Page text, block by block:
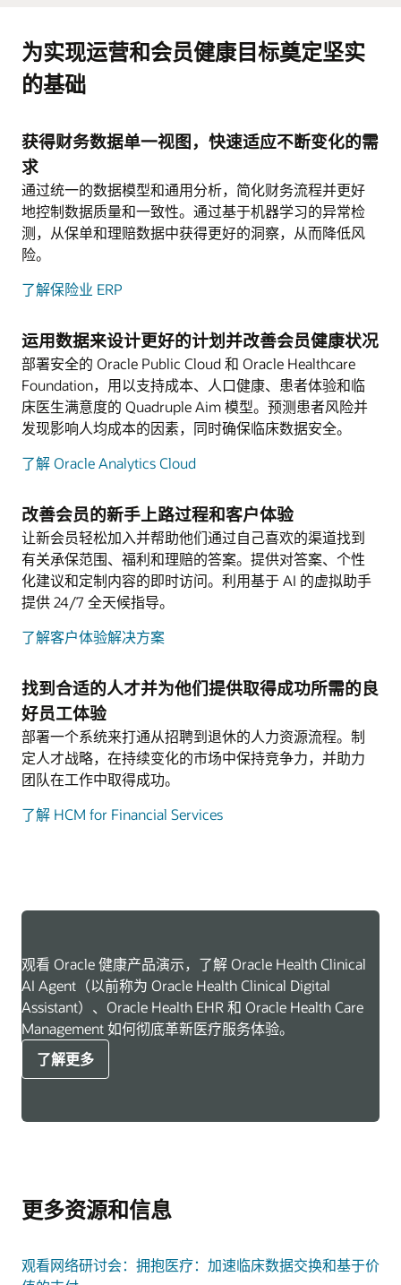
为实现运营和会员健康目标奠定坚实
的基础
获得财务数据单一视图，快速适应不断变化的需
求
通过统一的数据模型和通用分析，简化财务流程并更好
地控制数据质量和一致性。通过基于机器学习的异常检
测，从保单和理赔数据中获得更好的洞察，从而降低风
险。
了解保险业 ERP
运用数据来设计更好的计划并改善会员健康状况
部署安全的 Oracle Public Cloud 和 Oracle Healthcare
Foundation，用以支持成本、人口健康、患者体验和临
床医生满意度的 Quadruple Aim 模型。预测患者风险并
发现影响人均成本的因素，同时确保临床数据安全。
了解 Oracle Analytics Cloud
改善会员的新手上路过程和客户体验
让新会员轻松加入并帮助他们通过自己喜欢的渠道找到
有关承保范围、福利和理赔的答案。提供对答案、个性
化建议和定制内容的即时访问。利用基于 AI 的虚拟助手
提供 24/7 全天候指导。
了解客户体验解决方案
找到合适的人才并为他们提供取得成功所需的良
好员工体验
部署一个系统来打通从招聘到退休的人力资源流程。制
定人才战略，在持续变化的市场中保持竞争力，并助力
团队在工作中取得成功。
了解 HCM for Financial Services
观看 Oracle 健康产品演示，了解 Oracle Health Clinical
AI Agent（以前称为 Oracle Health Clinical Digital
Assistant）、Oracle Health EHR 和 Oracle Health Care
Management 如何彻底革新医疗服务体验。
了解更多
更多资源和信息
观看网络研讨会：拥抱医疗：加速临床数据交换和基于价